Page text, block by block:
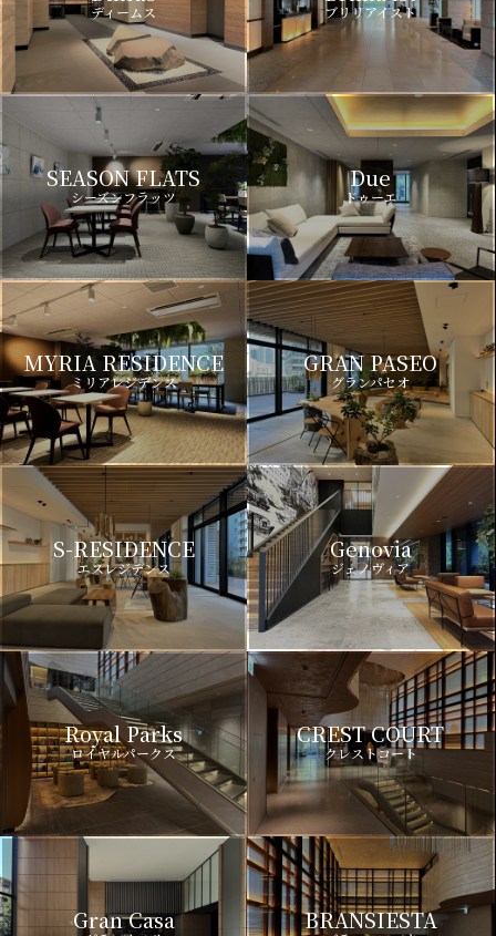
ディームス ブリリアイスト
SEASON FLATS
シーズンフラッツ
Due
ドゥーエ
MYRIA RESIDENCE
ミリアレジデンス
GRAN PASEO
グランパセオ
S-RESIDENCE
エスレジデンス
Genovia
ジェノヴィア
Royal Parks
ロイヤルパークス
CREST COURT
クレストコート
Gran Casa BRANSIESTA